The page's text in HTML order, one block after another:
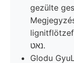
gezülte
נאט.
Glodu